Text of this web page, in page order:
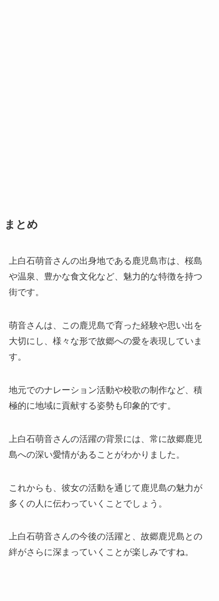
まとめ
上白石萌音さんの出身地である鹿児島市は、桜島
や温泉、豊かな食文化など、魅力的な特徴を持つ
街です。
萌音さんは、この鹿児島で育った経験や思い出を
大切にし、様々な形で故郷への愛を表現していま
す。
地元でのナレーション活動や校歌の制作など、積
極的に地域に貢献する姿勢も印象的です。
上白石萌音さんの活躍の背景には、常に故郷鹿児
島への深い愛情があることがわかりました。
これからも、彼女の活動を通じて鹿児島の魅力が
多くの人に伝わっていくことでしょう。
上白石萌音さんの今後の活躍と、故郷鹿児島との
絆がさらに深まっていくことが楽しみですね。